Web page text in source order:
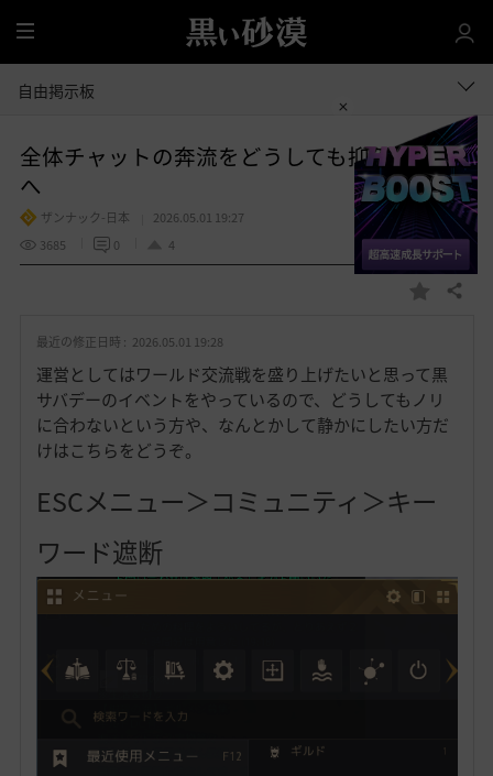
全
体
自由掲示板
全体チャットの奔流をどうしても抑えたい方
へ
ザンナック-日本
2026.05.01 19:27
3685
0 4
お
入
り
共有する
最近の修正日時 : 2026.05.01 19:28
運営としてはワールド交流戦を盛り上げたいと思って黒
サバデーのイベントをやっているので、どうしてもノリ
に合わないという方や、なんとかして静かにしたい方だ
けはこちらをどうぞ。
ESCメニュー＞コミュニティ＞キー
ワード遮断